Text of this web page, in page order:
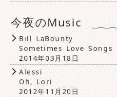
今夜のMusic
Bill LaBounty
Sometimes Love Songs
2014年03月18日
Alessi
Oh, Lori
2012年11月20日